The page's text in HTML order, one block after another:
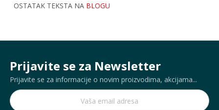
OSTATAK TEKSTA NA BLOGU
Prijavite se za Newsletter
Prijavite se za informacije o novim proizvodima, akcijama...